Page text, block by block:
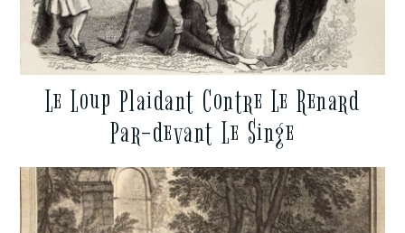
Le Loup Plaidant Contre Le Renard
Par-devant Le Singe